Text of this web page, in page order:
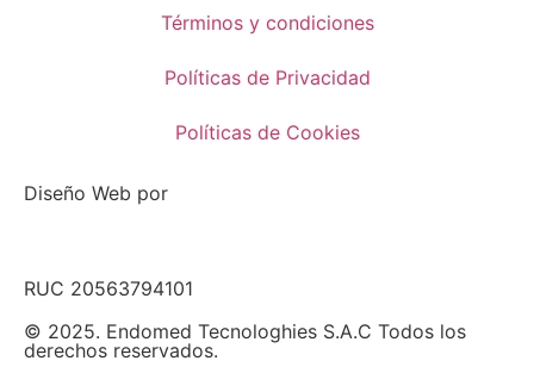
Términos y condiciones
Políticas de Privacidad
Políticas de Cookies
Diseño Web por
RUC 20563794101
© 2025. Endomed Tecnologhies S.A.C Todos los
derechos reservados.